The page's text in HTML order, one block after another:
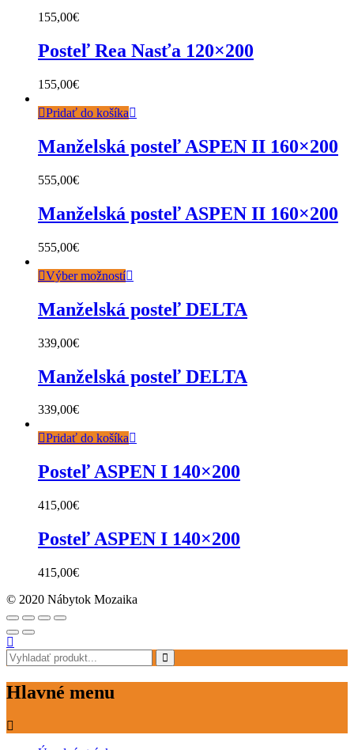
155,00€
Posteľ Rea Nasťa 120×200
155,00€
Pridať do košíka
Manželská posteľ ASPEN II 160×200
555,00€
Manželská posteľ ASPEN II 160×200
555,00€
Výber možností
Manželská posteľ DELTA
339,00€
Manželská posteľ DELTA
339,00€
Pridať do košíka
Posteľ ASPEN I 140×200
415,00€
Posteľ ASPEN I 140×200
415,00€
© 2020 Nábytok Mozaika
Hlavné menu